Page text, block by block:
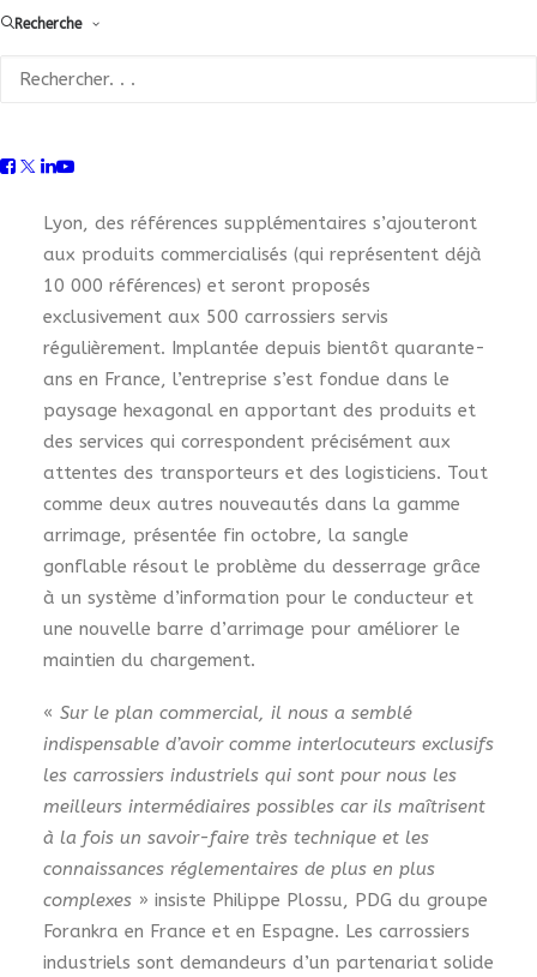
Recherche
db.
Cette nouvelle innovation va permettre à Forankra
d’équipements qui a été lancée tout au long de
Lyon, des références supplémentaires s’ajouteront
aux produits commercialisés (qui représentent déjà
10 000 références) et seront proposés
exclusivement aux 500 carrossiers servis
régulièrement. Implantée depuis bientôt quarante-
ans en France, l’entreprise s’est fondue dans le
paysage hexagonal en apportant des produits et
des services qui correspondent précisément aux
attentes des transporteurs et des logisticiens. Tout
comme deux autres nouveautés dans la gamme
arrimage, présentée fin octobre, la sangle
gonflable résout le problème du desserrage grâce
à un système d’information pour le conducteur et
une nouvelle barre d’arrimage pour améliorer le
maintien du chargement.
« Sur le plan commercial, il nous a semblé
indispensable d’avoir comme interlocuteurs exclusifs
les carrossiers industriels qui sont pour nous les
meilleurs intermédiaires possibles car ils maîtrisent
à la fois un savoir-faire très technique et les
connaissances réglementaires de plus en plus
complexes » insiste Philippe Plossu, PDG du groupe
Forankra en France et en Espagne. Les carrossiers
industriels sont demandeurs d’un partenariat solide